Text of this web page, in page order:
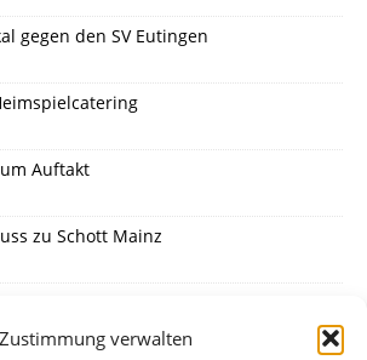
Zustimmung verwalten
gegen den SV Eutingen
Auftakt
zu Schott Mainz